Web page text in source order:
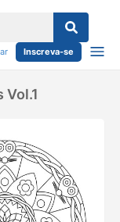
Inscreva-se
Vol.1